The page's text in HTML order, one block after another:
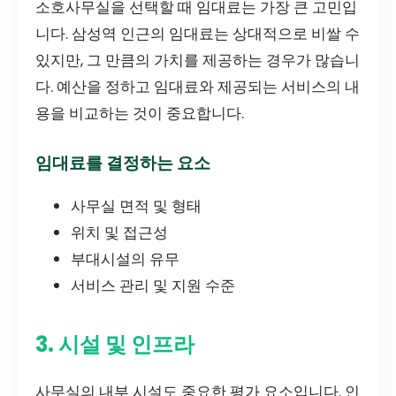
소호사무실을 선택할 때 임대료는 가장 큰 고민입
니다. 삼성역 인근의 임대료는 상대적으로 비쌀 수
있지만, 그 만큼의 가치를 제공하는 경우가 많습니
다. 예산을 정하고 임대료와 제공되는 서비스의 내
용을 비교하는 것이 중요합니다.
임대료를 결정하는 요소
사무실 면적 및 형태
위치 및 접근성
부대시설의 유무
서비스 관리 및 지원 수준
3. 시설 및 인프라
사무실의 내부 시설도 중요한 평가 요소입니다. 인